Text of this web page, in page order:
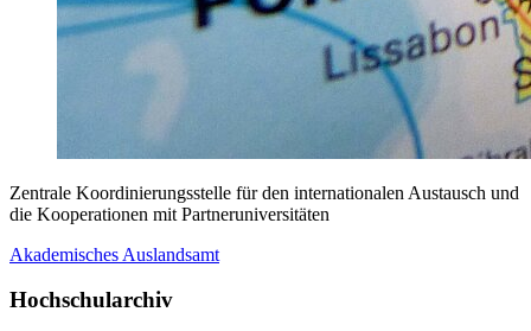
Zentrale Koordinierungsstelle für den internationalen Austausch und
die Kooperationen mit Partneruniversitäten
Akademisches Auslandsamt
Hochschularchiv